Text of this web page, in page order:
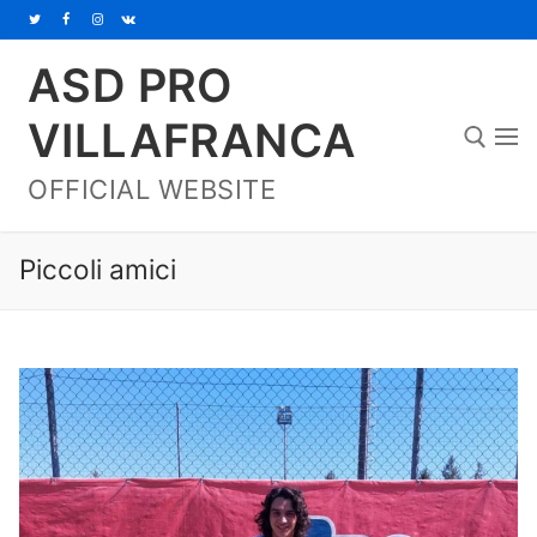
al
contenuto
ASD PRO
VILLAFRANCA
OFFICIAL WEBSITE
Home
Piccoli amici